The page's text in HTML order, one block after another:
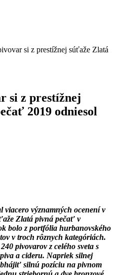
si z prestížnej súťaže Zlatá
si z prestížnej
2019 odniesol
významných ocenení v
Zlatá pivná pečať v
bolo z portfólia hurbanovského
v troch rôznych kategóriách.
pivovarov z celého sveta s
a cideru. Napriek silnej
silnú pozíciu na pivnom